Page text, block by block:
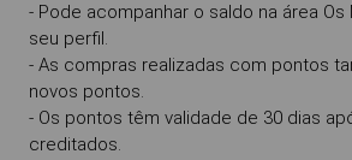
- Pode acompanhar o saldo na área Os
seu perfil.
- As compras realizadas com pontos
novos pontos.
- Os pontos têm validade de 30 dias
creditados.